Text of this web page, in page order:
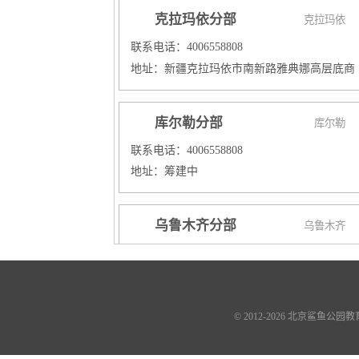
克拉玛依分部 克拉玛依
联系电话：4006558808
地址：新疆克拉玛依市南新路雅典娜高层底商
库尔勒分部 库尔勒
联系电话：4006558808
地址：筹建中
乌鲁木齐分部 乌鲁木齐
校区二：乌鲁木齐天山区国际置地新天地培训
© 2012-2026 北京鲨鱼公园